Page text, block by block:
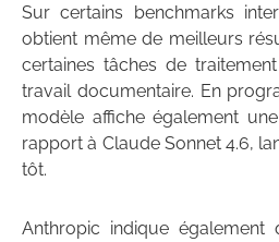
Sur certains benchmarks
obtient même de meilleurs
certaines tâches de
travail documentaire. En
modèle affiche également
rapport à Claude Sonnet 4.6,
tôt.
Anthropic indique également